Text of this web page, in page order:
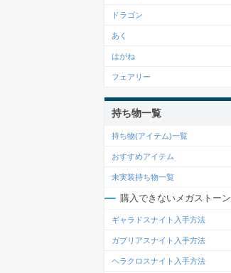
ドラゴン
あく
はがね
フェアリー
持ち物一覧
持ち物(アイテム)一覧
おすすめアイテム
未実装持ち物一覧
購入できないメガストーン
ギャラドスナイト入手方法
ガブリアスナイト入手方法
ヘラクロスナイト入手方法